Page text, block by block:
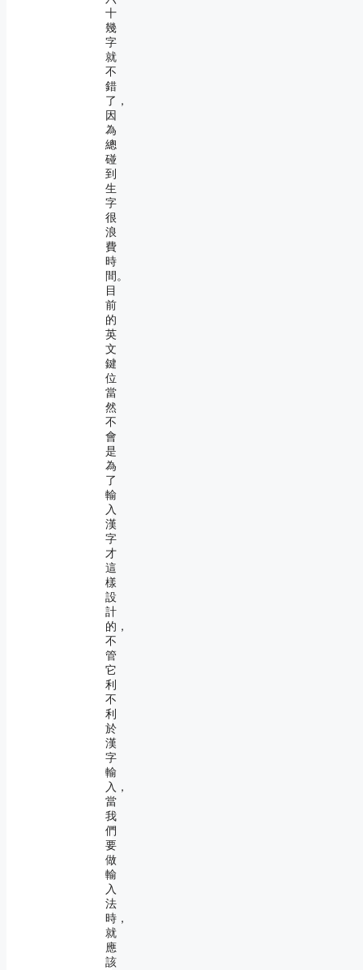
十
幾
字
就
不
錯
了，
因
為
總
碰
到
生
字
很
浪
費
時
間。
目
前
的
英
文
鍵
位
當
然
不
會
是
為
了
輸
入
漢
字
才
這
樣
設
計
的，
不
管
它
利
不
利
於
漢
字
輸
入，
當
我
們
要
做
輸
入
法
時，
就
應
該